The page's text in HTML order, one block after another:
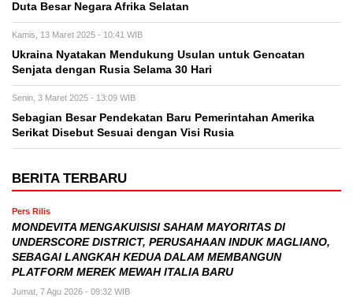
Duta Besar Negara Afrika Selatan
Kamis, 13 Maret 2025 - 10:41 WIB
Ukraina Nyatakan Mendukung Usulan untuk Gencatan
Senjata dengan Rusia Selama 30 Hari
Senin, 3 Maret 2025 - 13:09 WIB
Sebagian Besar Pendekatan Baru Pemerintahan Amerika
Serikat Disebut Sesuai dengan Visi Rusia
BERITA TERBARU
Pers Rilis
MONDEVITA MENGAKUISISI SAHAM MAYORITAS DI
UNDERSCORE DISTRICT, PERUSAHAAN INDUK MAGLIANO,
SEBAGAI LANGKAH KEDUA DALAM MEMBANGUN
PLATFORM MEREK MEWAH ITALIA BARU
Jumat, 7 Agu 2026 - 09:32 WIB